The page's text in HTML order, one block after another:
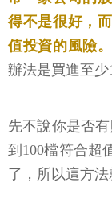
得不是很好，
值投資的風險。
辦法是買進至少
先不說你是否
到100檔符合超
了，所以這方法